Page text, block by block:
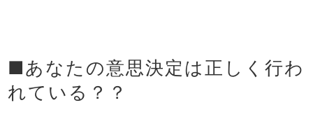
■あなたの意思決定は正しく行わ
れている？？